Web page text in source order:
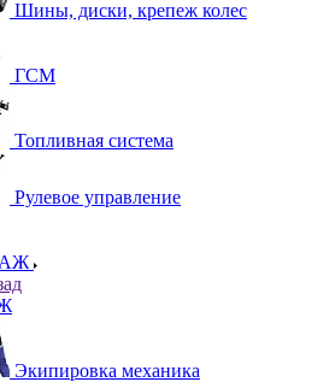
Шины, диски, крепеж колес
ГСМ
Топливная система
Рулевое управление
Экипировка механика